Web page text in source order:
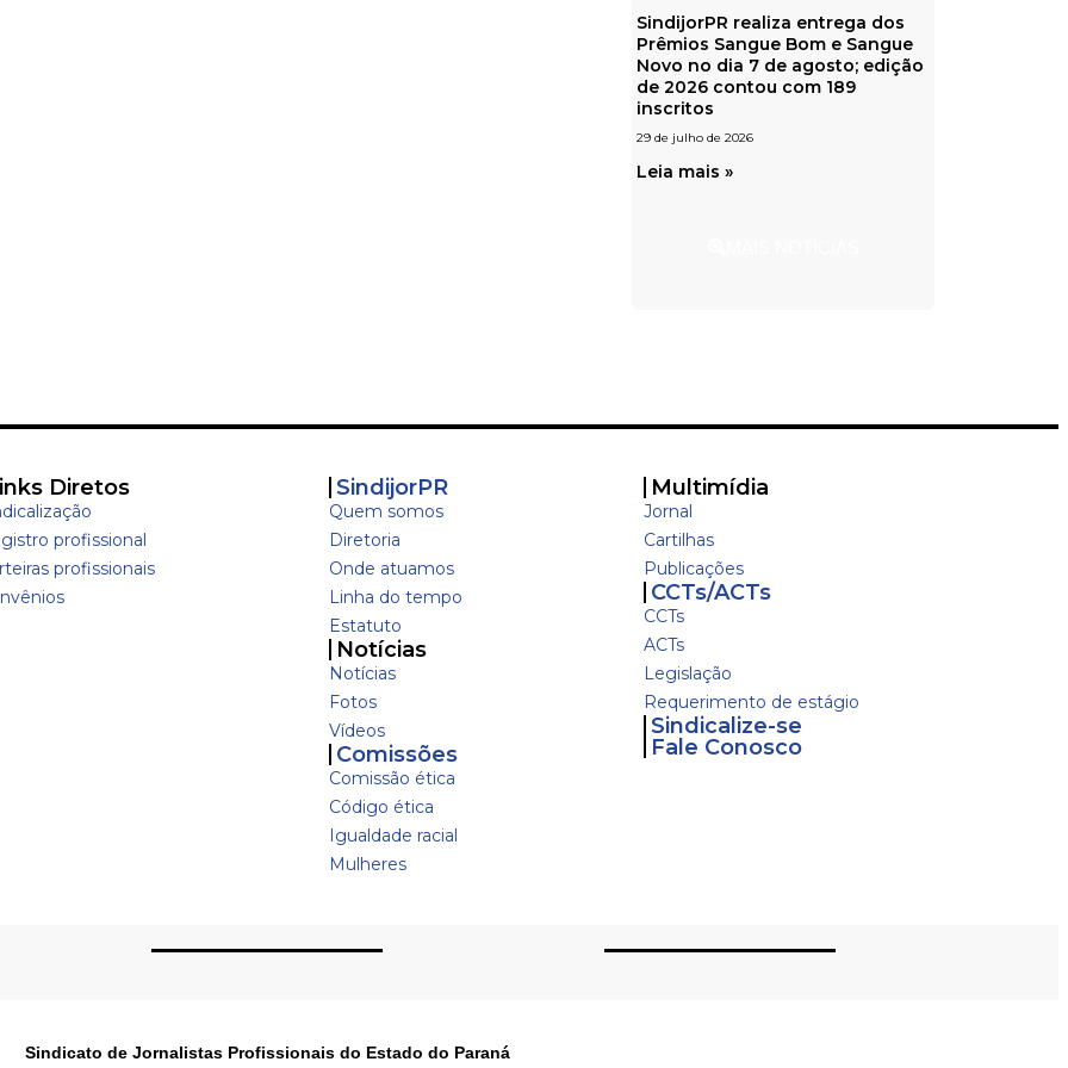
SindijorPR realiza entrega dos
Prêmios Sangue Bom e Sangue
Novo no dia 7 de agosto; edição
de 2026 contou com 189
inscritos
29 de julho de 2026
Leia mais »
Diretos
profissional
profissionais
SindijorPR
Quem somos
Diretoria
Onde atuamos
Linha do tempo
Estatuto
Notícias
Notícias
Fotos
Vídeos
Comissões
Comissão ética
Código ética
Igualdade racial
Mulheres
Multimídia
Jornal
Cartilhas
Publicações
CCTs/ACTs
CCTs
ACTs
Legislação
Requerimento de estágio
Sindicalize-se
Fale Conosco
Sindicato de Jornalistas Profissionais do Estado do Paraná